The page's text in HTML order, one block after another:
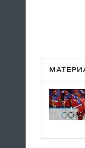
Юлия
15:26